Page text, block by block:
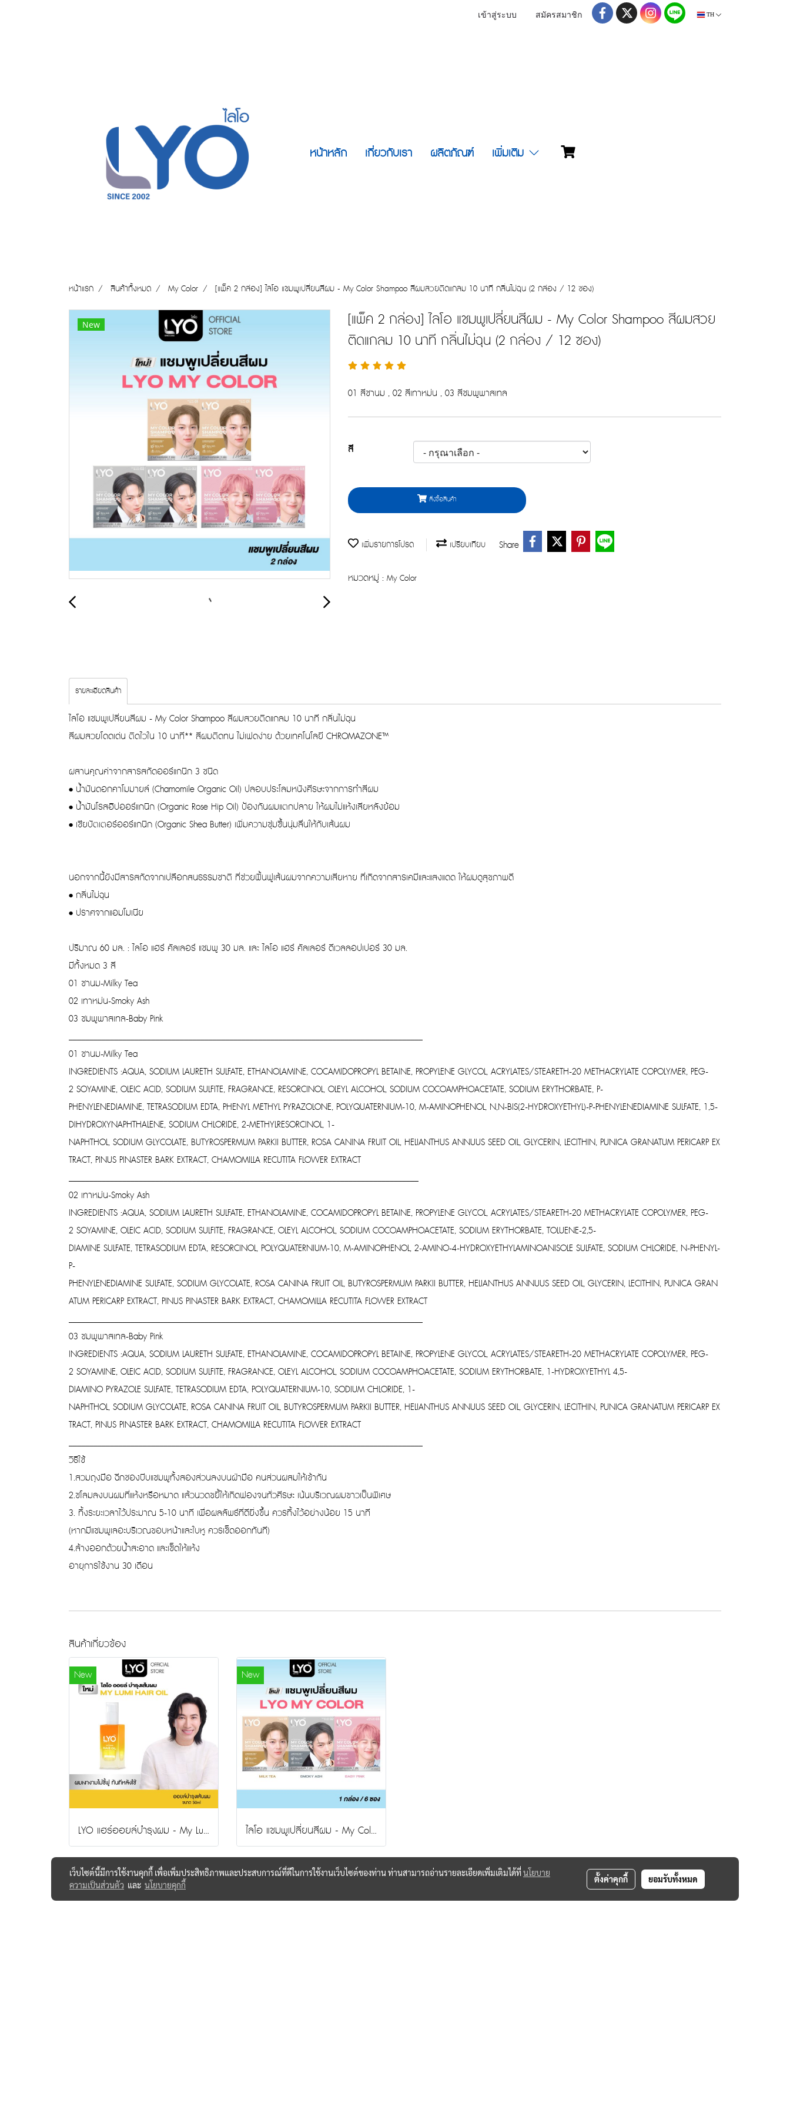
เข้าสู่ระบบ สมัครสมาชิก TH
หน้าหลัก เกี่ยวกับเรา ผลิตภัณฑ์ เพิ่มเติม
หน้าแรก สินค้าทั้งหมด My Color [แพ็ค 2 กล่อง] ไลโอ แชมพูเปลี่ยนสีผม - My Color Shampoo สีผมสวยติดแกลม 10 นาที กลิ่นไม่ฉุน (2 กล่อง / 12 ซอง)
New
[แพ็ค 2 กล่อง] ไลโอ แชมพูเปลี่ยนสีผม - My Color Shampoo สีผมสวย
ติดแกลม 10 นาที กลิ่นไม่ฉุน (2 กล่อง / 12 ซอง)
01 สีชานม , 02 สีเทาหม่น , 03 สีชมพูพาสเทล
สี
สั่งซื้อสินค้า
เพิ่มรายการโปรด เปรียบเทียบ Share
หมวดหมู่ : My Color
รายละเอียดสินค้า
ไลโอ แชมพูเปลี่ยนสีผม - My Color Shampoo สีผมสวยติดแกลม 10 นาที กลิ่นไม่ฉุน
สีผมสวยโดดเด่น ติดไวใน 10 นาที** สีผมติดทน ไม่เฟดง่าย ด้วยเทคโนโลยี CHROMAZONE™
ผสานคุณค่าจากสารสกัดออร์แกนิก 3 ชนิด
• น้ำมันดอกคาโมมายล์ (Chamomile Organic Oil) ปลอบประโลมหนังศีรษะจากการทำสีผม
• น้ำมันโรสฮิปออร์แกนิก (Organic Rose Hip Oil) ป้องกันผมแตกปลาย ให้ผมไม่แห้งเสียหลังย้อม
• เชียบัตเตอร์ออร์แกนิก (Organic Shea Butter) เพิ่มความชุ่มชื้นนุ่มลื่นให้กับเส้นผม
นอกจากนี้ยังมีสารสกัดจากเปลือกสนธรรมชาติ ที่ช่วยฟื้นฟูเส้นผมจากความเสียหาย ที่เกิดจากสารเคมีและแสงแดด ให้ผมดูสุขภาพดี
• กลิ่นไม่ฉุน
• ปราศจากแอมโมเนีย
ปริมาณ 60 มล. : ไลโอ แฮร์ คัลเลอร์ แชมพู 30 มล. และ ไลโอ แฮร์ คัลเลอร์ ดีเวลลอปเปอร์ 30 มล.
มีทั้งหมด 3 สี
01 ชานม-Milky Tea
02 เทาหม่น-Smoky Ash
03 ชมพูพาสเทล-Baby Pink
______________________________________________________________________________________
01 ชานม-Milky Tea
INGREDIENTS :AQUA, SODIUM LAURETH SULFATE, ETHANOLAMINE, COCAMIDOPROPYL BETAINE, PROPYLENE GLYCOL, ACRYLATES/STEARETH-20 METHACRYLATE COPOLYMER, PEG-
2 SOYAMINE, OLEIC ACID, SODIUM SULFITE, FRAGRANCE, RESORCINOL, OLEYL ALCOHOL, SODIUM COCOAMPHOACETATE, SODIUM ERYTHORBATE, P-
PHENYLENEDIAMINE, TETRASODIUM EDTA, PHENYL METHYL PYRAZOLONE, POLYQUATERNIUM-10, M-AMINOPHENOL, N,N-BIS(2-HYDROXYETHYL)-P-PHENYLENEDIAMINE SULFATE, 1,5-
DIHYDROXYNAPHTHALENE, SODIUM CHLORIDE, 2-METHYLRESORCINOL, 1-
NAPHTHOL, SODIUM GLYCOLATE, BUTYROSPERMUM PARKII BUTTER, ROSA CANINA FRUIT OIL, HELIANTHUS ANNUUS SEED OIL, GLYCERIN, LECITHIN, PUNICA GRANATUM PERICARP EX
TRACT, PINUS PINASTER BARK EXTRACT, CHAMOMILLA RECUTITA FLOWER EXTRACT
_____________________________________________________________________________________
02 เทาหม่น-Smoky Ash
INGREDIENTS :AQUA, SODIUM LAURETH SULFATE, ETHANOLAMINE, COCAMIDOPROPYL BETAINE, PROPYLENE GLYCOL, ACRYLATES/STEARETH-20 METHACRYLATE COPOLYMER, PEG-
2 SOYAMINE, OLEIC ACID, SODIUM SULFITE, FRAGRANCE, OLEYL ALCOHOL, SODIUM COCOAMPHOACETATE, SODIUM ERYTHORBATE, TOLUENE-2,5-
DIAMINE SULFATE, TETRASODIUM EDTA, RESORCINOL, POLYQUATERNIUM-10, M-AMINOPHENOL, 2-AMINO-4-HYDROXYETHYLAMINOANISOLE SULFATE, SODIUM CHLORIDE, N-PHENYL-
P-
PHENYLENEDIAMINE SULFATE, SODIUM GLYCOLATE, ROSA CANINA FRUIT OIL, BUTYROSPERMUM PARKII BUTTER, HELIANTHUS ANNUUS SEED OIL, GLYCERIN, LECITHIN, PUNICA GRAN
ATUM PERICARP EXTRACT, PINUS PINASTER BARK EXTRACT, CHAMOMILLA RECUTITA FLOWER EXTRACT
______________________________________________________________________________________
03 ชมพูพาสเทล-Baby Pink
INGREDIENTS :AQUA, SODIUM LAURETH SULFATE, ETHANOLAMINE, COCAMIDOPROPYL BETAINE, PROPYLENE GLYCOL, ACRYLATES/STEARETH-20 METHACRYLATE COPOLYMER, PEG-
2 SOYAMINE, OLEIC ACID, SODIUM SULFITE, FRAGRANCE, OLEYL ALCOHOL, SODIUM COCOAMPHOACETATE, SODIUM ERYTHORBATE, 1-HYDROXYETHYL 4,5-
DIAMINO PYRAZOLE SULFATE, TETRASODIUM EDTA, POLYQUATERNIUM-10, SODIUM CHLORIDE, 1-
NAPHTHOL, SODIUM GLYCOLATE, ROSA CANINA FRUIT OIL, BUTYROSPERMUM PARKII BUTTER, HELIANTHUS ANNUUS SEED OIL, GLYCERIN, LECITHIN, PUNICA GRANATUM PERICARP EX
TRACT, PINUS PINASTER BARK EXTRACT, CHAMOMILLA RECUTITA FLOWER EXTRACT
______________________________________________________________________________________
วิธีใช้
1.สวมถุงมือ ฉีกซองบีบแชมพูทั้งสองส่วนลงบนฝ่ามือ คนส่วนผสมให้เข้ากัน
2.ชโลมลงบนผมที่แห้งหรือหมาด แล้วนวดขยี้ให้เกิดฟองจนทั่วศีรษะ เน้นบริเวณผมขาวเป็นพิเศษ
3. ทิ้งระยะเวลาไว้ประมาณ 5-10 นาที เพื่อผลลัพธ์ที่ดียิ่งขึ้น ควรทิ้งไว้อย่างน้อย 15 นาที
(หากมีแชมพูเลอะบริเวณขอบหน้าและใบหู ควรเช็ดออกทันที)
4.ล้างออกด้วยน้ำสะอาด และเช็ดให้แห้ง
อายุการใช้งาน 30 เดือน
สินค้าเกี่ยวข้อง
New
LYO แฮร์ออยล์บำรุงผม - My Lumi Hair Oil เนื้อบางเบา ฟื้นฟูผมแห้งเสีย ลดผมชี้ฟู ให้นุ่มลื่น เงางาม 50ml.
New
ไลโอ แชมพูเปลี่ยนสีผม - My Color Shampoo สีผมสวยติดแกลม 10 นาที กลิ่นไม่ฉุน (1 กล่อง / 6 ซอง)
เว็บไซต์นี้มีการใช้งานคุกกี้ เพื่อเพิ่มประสิทธิภาพและประสบการณ์ที่ดีในการใช้งานเว็บไซต์ของท่าน ท่านสามารถอ่านรายละเอียดเพิ่มเติมได้ที่นโยบาย
ความเป็นส่วนตัว และ นโยบายคุกกี้
ตั้งค่าคุกกี้ ยอมรับทั้งหมด